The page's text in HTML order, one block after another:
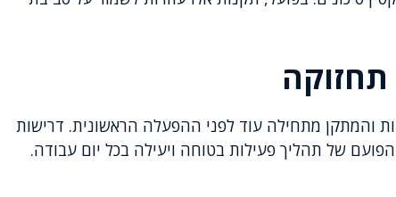
תחזוקה
והמתקן מתחילה עוד לפני ההפעלה הראשונית. דרישות
של תהליך פעילות בטוחה ויעילה בכל יום עבודה.